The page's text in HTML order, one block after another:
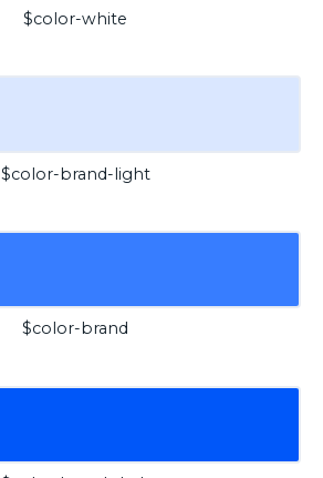
$color-white
$color-brand-light
$color-brand